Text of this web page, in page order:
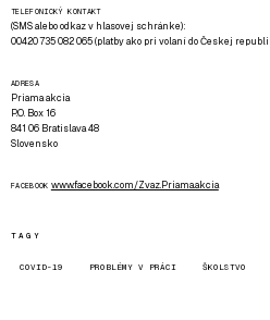
TELEFONICKÝ KONTAKT
(SMS alebo odkaz v hlasovej schránke):
00420 735 082 065 (platby ako pri volaní do Českej
ADRESA
Priama akcia
P.O. Box 16
841 06 Bratislava 48
Slovensko
FACEBOOK www.facebook.com/Zvaz.Priama.akcia
TAGY
COVID-19 PROBLÉMY V PRÁCI ŠKOLSTVO